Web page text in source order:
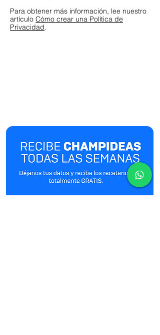
Para obtener más información, lee nuestro
artículo Cómo crear una Política de
Privacidad.